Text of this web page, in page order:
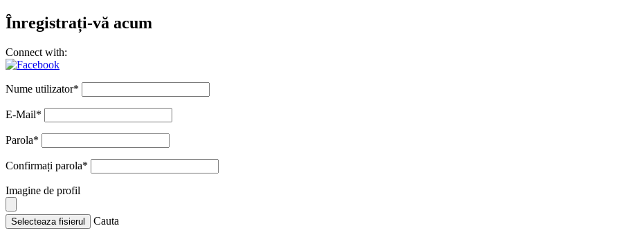
Înregistrați-vă acum
Connect with:
Nume utilizator*
E-Mail*
Parola*
Confirmați parola*
Imagine de profil
Selecteaza fisierul Cauta